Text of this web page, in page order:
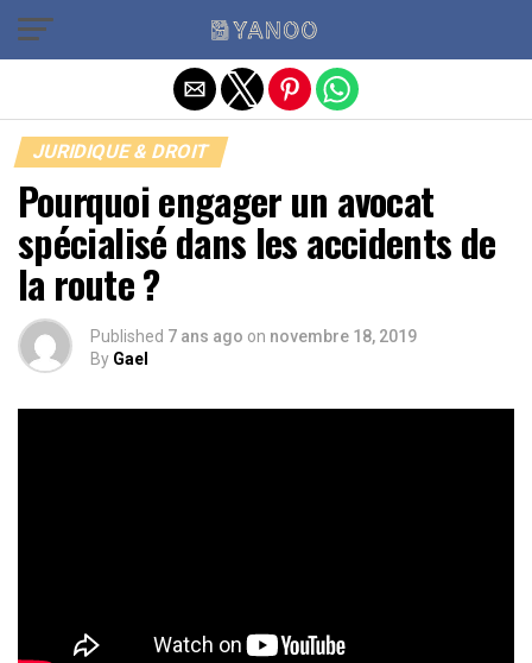
JURIDIQUE & DROIT
Pourquoi engager un avocat
spécialisé dans les accidents de
la route ?
Published 7 ans ago on novembre 18, 2019
By Gael
Quitter la version mobile